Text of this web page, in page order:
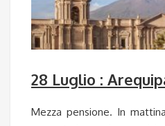
28 Luglio :
Mezza pensione. In